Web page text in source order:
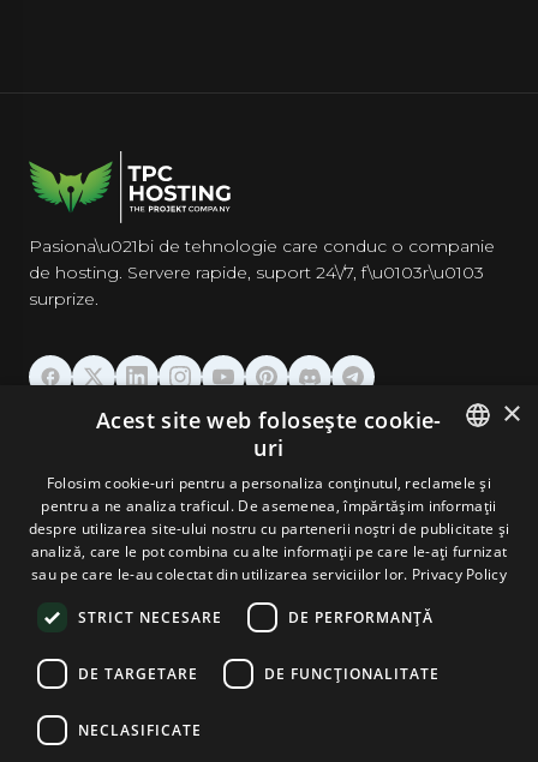
Pasiona\u021bi de tehnologie care conduc o companie
de hosting. Servere rapide, suport 24\/7, f\u0103r\u0103
surprize.
GĂZDUIRE
DOMENII & EMAIL
UNELTE & SECURITATE
COMPANIE
Terms and Conditions
ENGLISH
GERMAN
ROMANIAN
×
Acest site web folosește cookie-
uri
Folosim cookie-uri pentru a personaliza conținutul, reclamele și
pentru a ne analiza traficul. De asemenea, împărtășim informații
despre utilizarea site-ului nostru cu partenerii noștri de publicitate și
analiză, care le pot combina cu alte informații pe care le-ați furnizat
sau pe care le-au colectat din utilizarea serviciilor lor. Privacy Policy
STRICT NECESARE DE PERFORMANȚĂ
DE TARGETARE DE FUNCŢIONALITATE
NECLASIFICATE